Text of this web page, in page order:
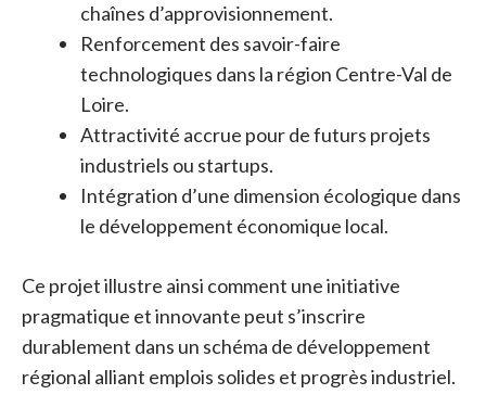
chaînes d’approvisionnement.
Renforcement des savoir-faire
technologiques dans la région Centre-Val de
Loire.
Attractivité accrue pour de futurs projets
industriels ou startups.
Intégration d’une dimension écologique dans
le développement économique local.
Ce projet illustre ainsi comment une initiative
pragmatique et innovante peut s’inscrire
durablement dans un schéma de développement
régional alliant emplois solides et progrès industriel.